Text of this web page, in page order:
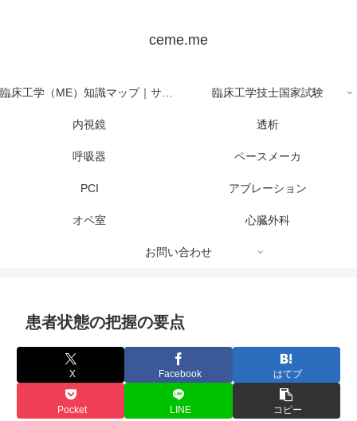
ceme.me
臨床工学（ME）知識マップ｜サイト全体の目次 臨床工学技士国家試験
内視鏡 透析
呼吸器 ペースメーカ
PCI アブレーション
オペ室 心臓外科
お問い合わせ
患者状態の把握の要点
X Facebook はてブ
Pocket LINE コピー